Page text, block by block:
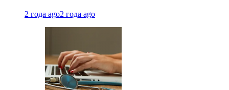
2 года ago2 года ago